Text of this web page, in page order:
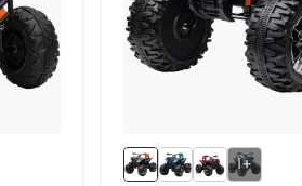
1+